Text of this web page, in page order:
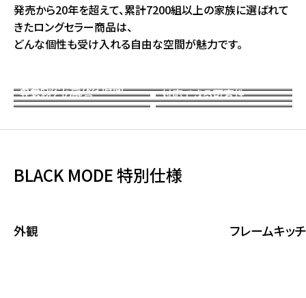
発売から20年を超えて、累計7200組以上の家族に選ばれて
きたロングセラー商品は、
どんな個性も受け入れる自由な空間が魅力です。
異素材との融合
対応できる可変性
おおらかで豊かな時間
BLACK MODE 特別仕様
外観 フレームキッ